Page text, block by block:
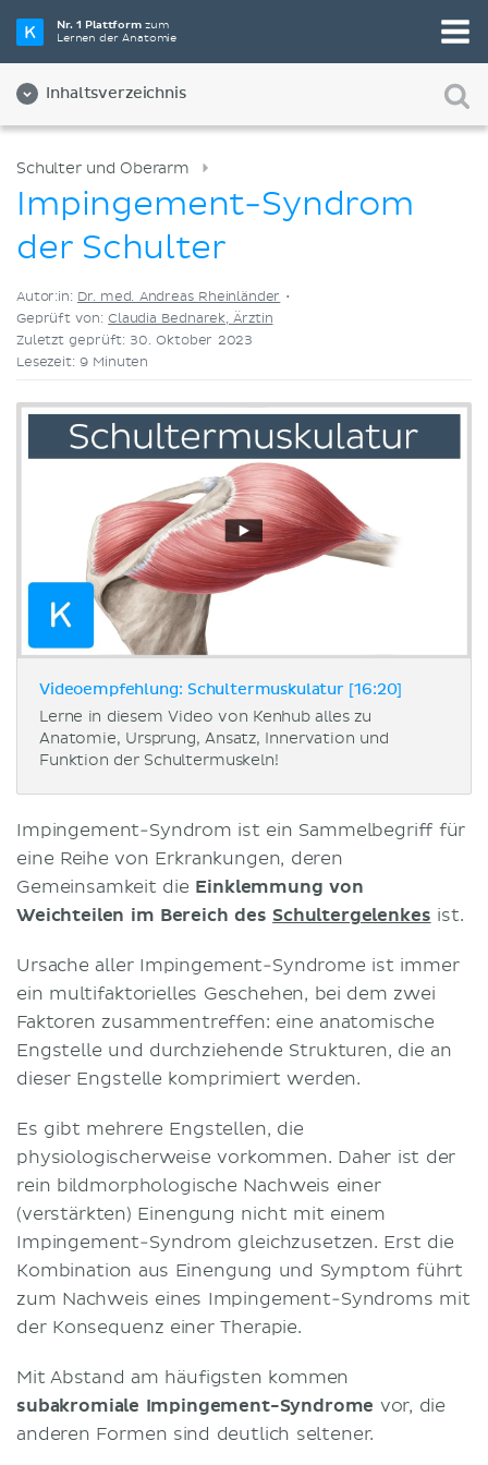
Nr. 1 Plattformzum
Lernen der Anatomie
Inhaltsverzeichnis
Wähle die beste Lernmethode für dich
Videos
Schulter und Oberarm
Impingement-Syndrom
der Schulter
Autor:in: Dr. med. Andreas Rheinländer •
Geprüft von:Claudia Bednarek, Ärztin
Zuletzt geprüft: 30. Oktober 2023
Lesezeit: 9 Minuten
Videoempfehlung: Schultermuskulatur [16:20]
Lerne in diesem Video von Kenhub alles zu
Anatomie, Ursprung, Ansatz, Innervation und
Funktion der Schultermuskeln!
Impingement-Syndrom ist ein Sammelbegriff für
eine Reihe von Erkrankungen, deren
Gemeinsamkeit die Einklemmung von
Weichteilen im Bereich des Schultergelenkes ist.
Ursache aller Impingement-Syndrome ist immer
ein multifaktorielles Geschehen, bei dem zwei
Faktoren zusammentreffen: eine anatomische
Engstelle und durchziehende Strukturen, die an
dieser Engstelle komprimiert werden.
Es gibt mehrere Engstellen, die
physiologischerweise vorkommen. Daher ist der
rein bildmorphologische Nachweis einer
(verstärkten) Einengung nicht mit einem
Impingement-Syndrom gleichzusetzen. Erst die
Kombination aus Einengung und Symptom führt
zum Nachweis eines Impingement-Syndroms mit
der Konsequenz einer Therapie.
Mit Abstand am häufigsten kommen
subakromiale Impingement-Syndrome vor, die
anderen Formen sind deutlich seltener.